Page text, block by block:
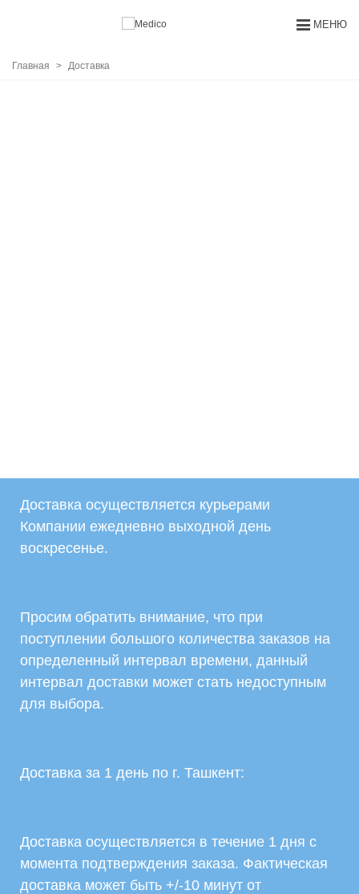
МЕНЮ
Главная > Доставка
Доставка осуществляется курьерами
Компании ежедневно выходной день
воскресенье.
Просим обратить внимание, что при
поступлении большого количества заказов на
определенный интервал времени, данный
интервал доставки может стать недоступным
для выбора.
Доставка за 1 день по г. Ташкент:
Доставка осуществляется в течение 1 дня с
момента подтверждения заказа. Фактическая
доставка может быть +/-10 минут от